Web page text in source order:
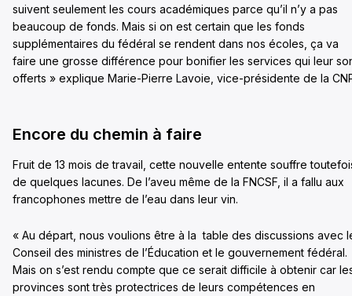
suivent seulement les cours académiques parce qu’il n’y a pas
beaucoup de fonds. Mais si on est certain que les fonds
supplémentaires du fédéral se rendent dans nos écoles, ça va
faire une grosse différence pour bonifier les services qui leur
offerts » explique Marie-Pierre Lavoie, vice-présidente de la
Encore du chemin à faire
Fruit de 13 mois de travail, cette nouvelle entente souffre
de quelques lacunes. De l’aveu même de la FNCSF, il a fallu aux
francophones mettre de l’eau dans leur vin.
« Au départ, nous voulions être à la table des discussions avec
Conseil des ministres de l’Éducation et le gouvernement fédéral.
Mais on s’est rendu compte que ce serait difficile à obtenir car
provinces sont très protectrices de leurs compétences en